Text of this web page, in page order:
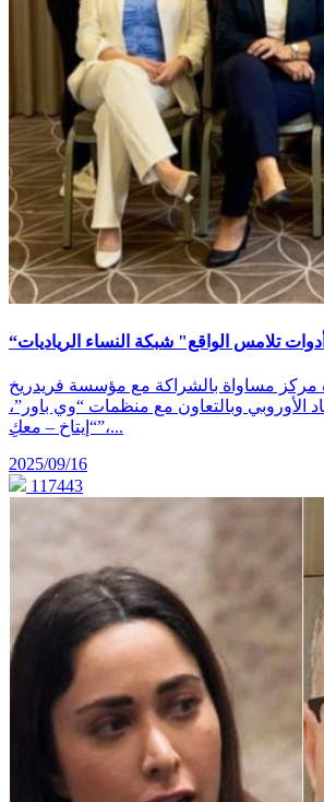
مركز مساواة بالشراكة مع مؤسسة فريدريخ
الأوروبي وبالتعاون مع منظمات “وي باور”،
“إيتاخ – معكِ”،...
2025/09/16
117443